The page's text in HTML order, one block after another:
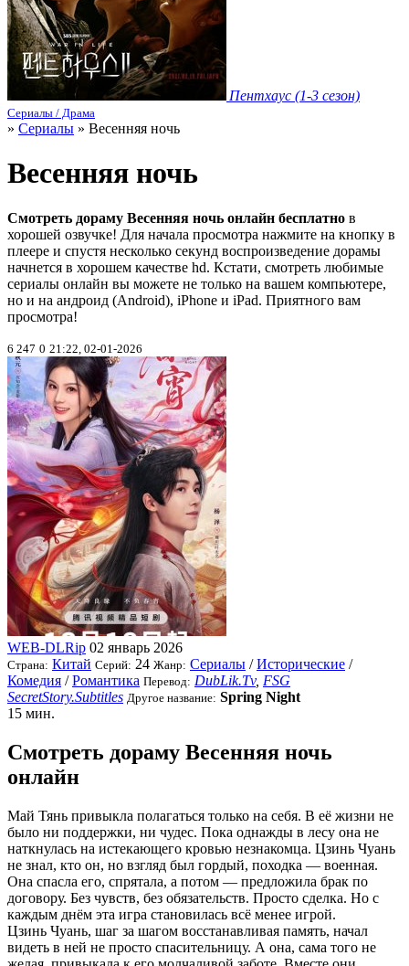
Пентхаус (1-3 сезон)
Сериалы / Драма
» Сериалы » Весенняя ночь
Весенняя ночь
Смотреть дораму Весенняя ночь онлайн бесплатно в
хорошей озвучке! Для начала просмотра нажмите на кнопку в
плеере и спустя несколько секунд воспроизведение дорамы
начнется в хорошем качестве hd. Кстати, смотреть любимые
сериалы онлайн вы можете не только на вашем компьютере,
но и на андроид (Android), iPhone и iPad. Приятного вам
просмотра!
6 247 0 21:22, 02-01-2026
WEB-DLRip 02 январь 2026
Страна: Китай Серий: 24 Жанр: Сериалы /Исторические /
Комедия /Романтика Перевод: DubLik.Tv, FSG
SecretStory.Subtitles Другое название: Spring Night
15 мин.
Смотреть дораму Весенняя ночь
онлайн
Май Тянь привыкла полагаться только на себя. В её жизни не
было ни поддержки, ни чудес. Пока однажды в лесу она не
наткнулась на истекающего кровью незнакомца. Цзинь Чуань
не знал, кто он, но взгляд был гордый, походка — военная.
Она спасла его, спрятала, а потом — предложила брак по
договору. Без чувств, без обязательств. Просто сделка. Но с
каждым днём эта игра становилась всё менее игрой.
Цзинь Чуань, шаг за шагом восстанавливая память, начал
видеть в ней не просто спасительницу. А она, сама того не